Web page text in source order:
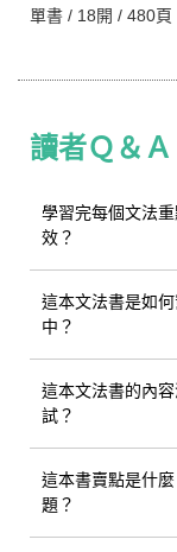
單書 / 18開 / 480頁
讀者Ｑ＆Ａ
學習完每個文法
效？
這本文法書是如
中？
這本文法書的內
試？
這本書賣點是什
題？